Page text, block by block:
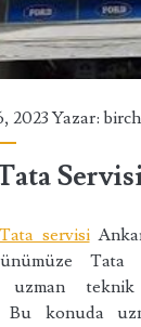
2023 Yazar:
Tata servisi
Tata
uzman
Bu konuda